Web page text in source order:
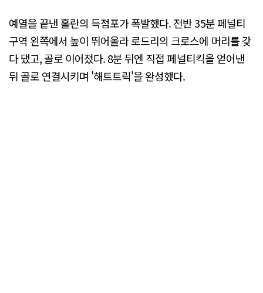
예열을 끝낸 홀란의 득점포가 폭발했다. 전반 35분 페널티
구역 왼쪽에서 높이 뛰어올라 로드리의 크로스에 머리를 갖
다 댔고, 골로 이어졌다. 8분 뒤엔 직접 페널티킥을 얻어낸
뒤 골로 연결시키며 '해트트릭'을 완성했다.